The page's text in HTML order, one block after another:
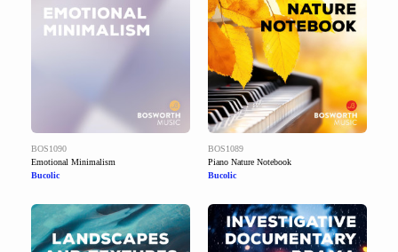
BOS1090
Emotional Minimalism
Bucolic
BOS1089
Piano Nature Notebook
Bucolic